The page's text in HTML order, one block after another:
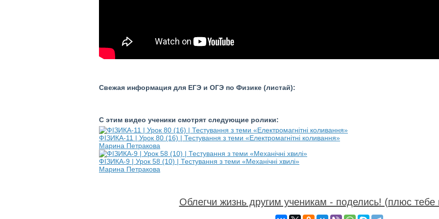
Свежая информация для ЕГЭ и ОГЭ по Физике (листай):
С этим видео ученики смотрят следующие ролики:
ФІЗИКА-11 | Урок 80 (16) | Тестування з теми «Електромагнітні коливання»
Марина Петракова
ФІЗИКА-9 | Урок 58 (10) | Тестування з теми «Механічні хвилі»
Марина Петракова
Облегчи жизнь другим ученикам - поделись! (плюс тебе